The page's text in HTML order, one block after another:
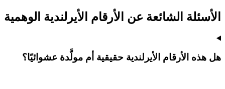
الأسئلة الشائعة عن الأرقام الأيرلندية الوهمية
هل هذه الأرقام الأيرلندية حقيقية أم مولَّدة عشوائيًا؟